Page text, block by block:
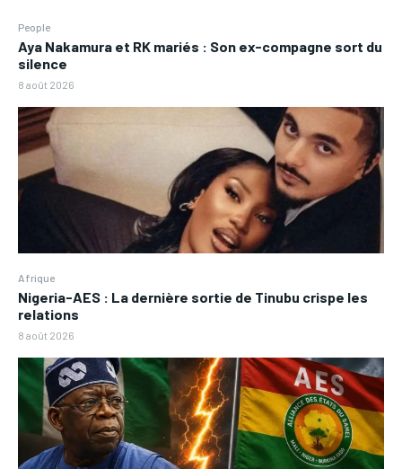
People
Aya Nakamura et RK mariés : Son ex-compagne sort du
silence
8 août 2026
Afrique
Nigeria-AES : La dernière sortie de Tinubu crispe les
relations
8 août 2026